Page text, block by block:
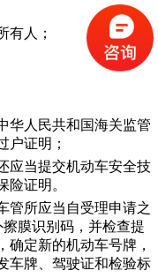
有人；
华人民共和国海关监管
户证明；
应当提交机动车安全技
险证明。
管所应当自受理申请之
膜识别码，并检查提
确定新的机动车号牌，
车牌、驾驶证和检验标